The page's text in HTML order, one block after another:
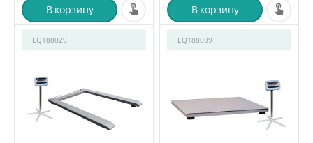
В корзину В корзину
EQ188029 EQ188009